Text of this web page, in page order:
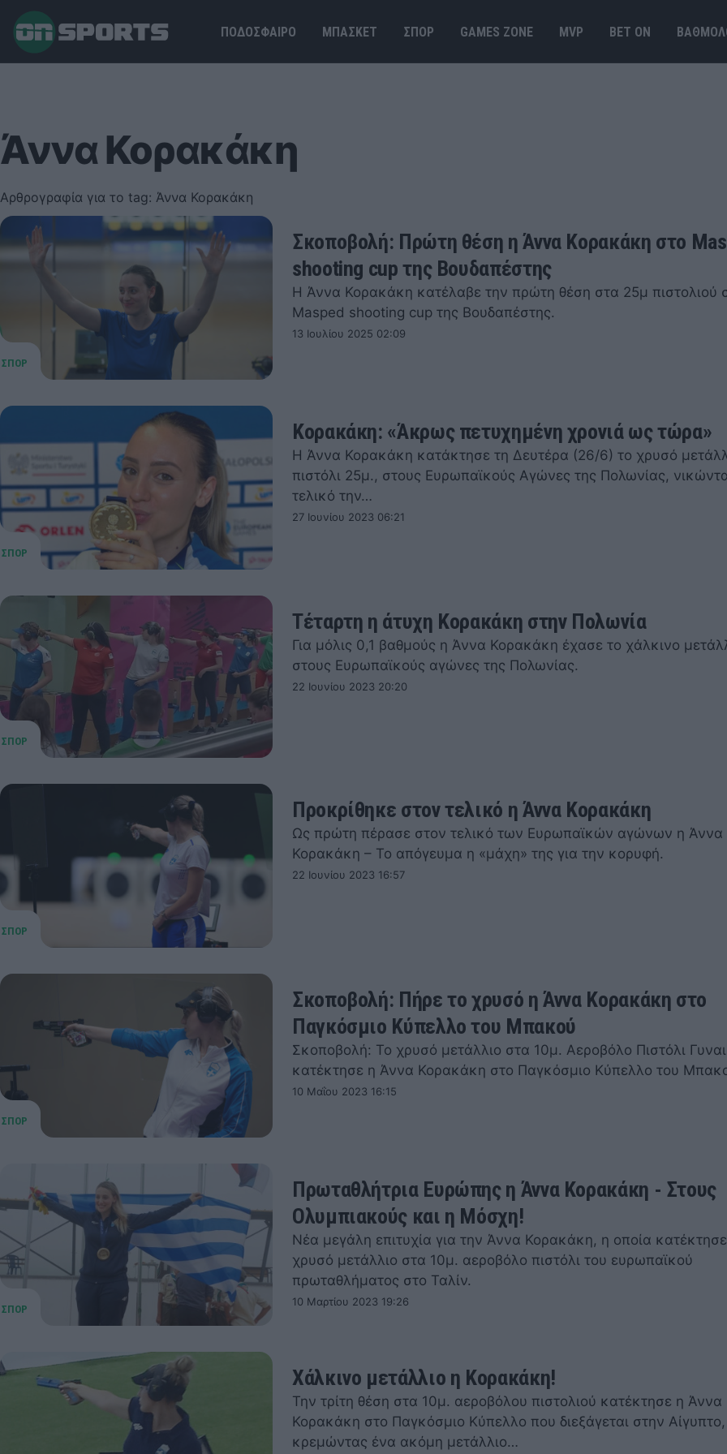
ΠΟΔΟΣΦΑΙΡΟ ΜΠΑΣΚΕΤ ΣΠΟΡ GAMES ΖΟΝΕ MVP BET ΟΝ
Άννα Κορακάκη
Αρθρογραφία για το tag: Άννα Κορακάκη
Σκοποβολή: Πρώτη θέση η Άννα Κορακάκη στο
shooting cup της Βουδαπέστης
Η Άννα Κορακάκη κατέλαβε την πρώτη θέση στα 25μ πιστολιού
Masped shooting cup της Βουδαπέστης.
13 Ιουλίου 2025 02:09
Κορακάκη: «Άκρως πετυχημένη χρονιά ως τώρα»
Η Άννα Κορακάκη κατάκτησε τη Δευτέρα (26/6) το χρυσό
πιστόλι 25μ., στους Ευρωπαϊκούς Αγώνες της Πολωνίας,
τελικό την…
27 Ιουνίου 2023 06:21
Τέταρτη η άτυχη Κορακάκη στην Πολωνία
Για μόλις 0,1 βαθμούς η Άννα Κορακάκη έχασε το χάλκινο
στους Ευρωπαϊκούς αγώνες της Πολωνίας.
22 Ιουνίου 2023 20:20
Προκρίθηκε στον τελικό η Άννα Κορακάκη
Ως πρώτη πέρασε στον τελικό των Ευρωπαϊκών αγώνων η Άννα
Κορακάκη – Το απόγευμα η «μάχη» της για την κορυφή.
22 Ιουνίου 2023 16:57
Σκοποβολή: Πήρε το χρυσό η Άννα Κορακάκη στο
Παγκόσμιο Κύπελλο του Μπακού
Σκοποβολή: Το χρυσό μετάλλιο στα 10μ. Αεροβόλο Πιστόλι
κατέκτησε η Άννα Κορακάκη στο Παγκόσμιο Κύπελλο του
10 Μαΐου 2023 16:15
Πρωταθλήτρια Ευρώπης η Άννα Κορακάκη - Στους
Ολυμπιακούς και η Μόσχη!
Νέα μεγάλη επιτυχία για την Άννα Κορακάκη, η οποία
χρυσό μετάλλιο στα 10μ. αεροβόλο πιστόλι του ευρωπαϊκού
πρωταθλήματος στο Ταλίν.
10 Μαρτίου 2023 19:26
Χάλκινο μετάλλιο η Κορακάκη!
Την τρίτη θέση στα 10μ. αεροβόλου πιστολιού κατέκτησε η Άννα
Κορακάκη στο Παγκόσμιο Κύπελλο που διεξάγεται στην Αίγυπτο,
κρεμώντας ένα ακόμη μετάλλιο…